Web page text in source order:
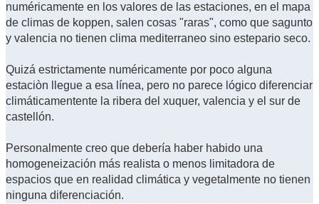
numéricamente en los valores de las estaciones, en el mapa
de climas de koppen, salen cosas "raras", como que sagunto
y valencia no tienen clima mediterraneo sino estepario seco.
Quizá estrictamente numéricamente por poco alguna
estaciòn llegue a esa línea, pero no parece lógico diferenciar
climáticamentente la ribera del xuquer, valencia y el sur de
castellón.
Personalmente creo que debería haber habido una
homogeneización más realista o menos limitadora de
espacios que en realidad climática y vegetalmente no tienen
ninguna diferenciación.